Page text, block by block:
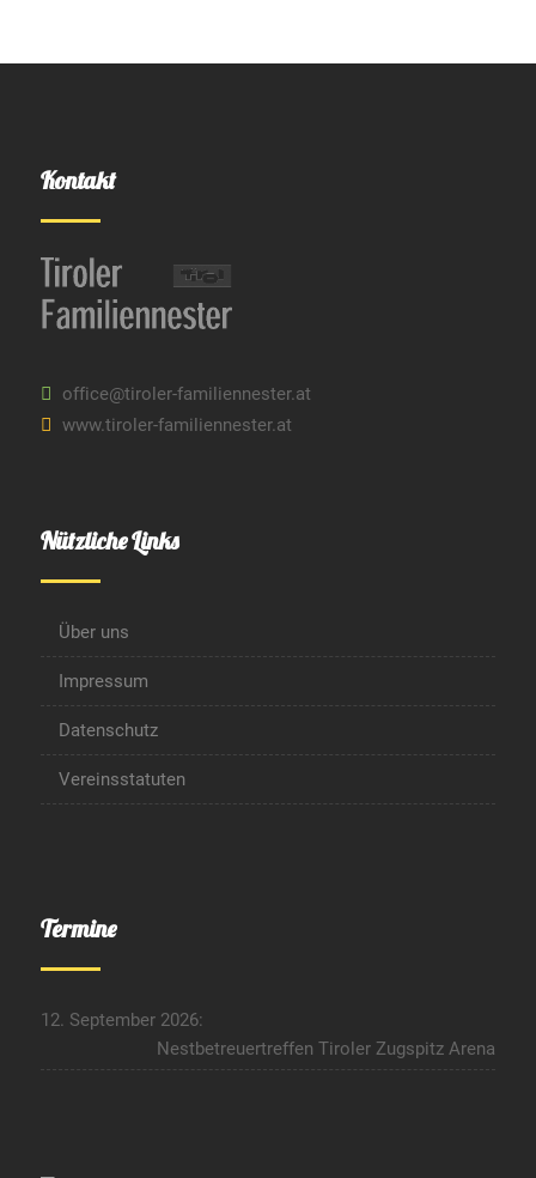
Kontakt
office@tiroler-familiennester.at
www.tiroler-familiennester.at
Nützliche Links
Über uns
Impressum
Datenschutz
Vereinsstatuten
Termine
12. September 2026:
Nestbetreuertreffen Tiroler Zugspitz Arena